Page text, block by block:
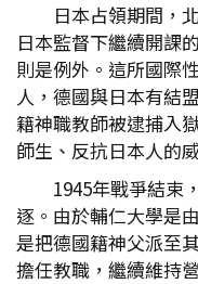
日本占領期間，
日本監督下繼續開課
則是例外。這所國際
人，德國與日本有結
籍神職教師被逮捕入
師生、反抗日本人的
1945年戰爭結束
逐。由於輔仁大學是
是把德國籍神父派至
擔任教職，繼續維持